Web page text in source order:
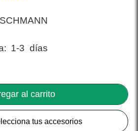
1-3 días
al carrito
tus accesorios